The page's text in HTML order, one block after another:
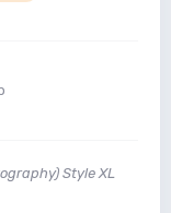
Style XL